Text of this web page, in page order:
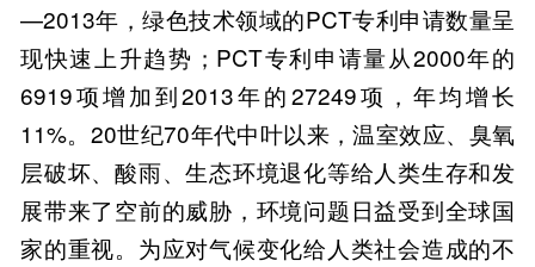
—2013年，绿色技术领域的PCT专利申请数量呈
现快速上升趋势；PCT专利申请量从2000年的
6919项增加到2013年的27249项，年均增长
11%。20世纪70年代中叶以来，温室效应、臭氧
层破坏、酸雨、生态环境退化等给人类生存和发
展带来了空前的威胁，环境问题日益受到全球国
家的重视。为应对气候变化给人类社会造成的不